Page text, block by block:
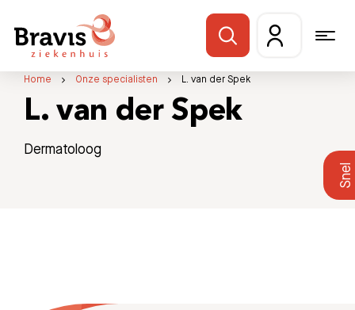
Home Onze specialisten L. van der Spek
L. van der Spek
Dermatoloog